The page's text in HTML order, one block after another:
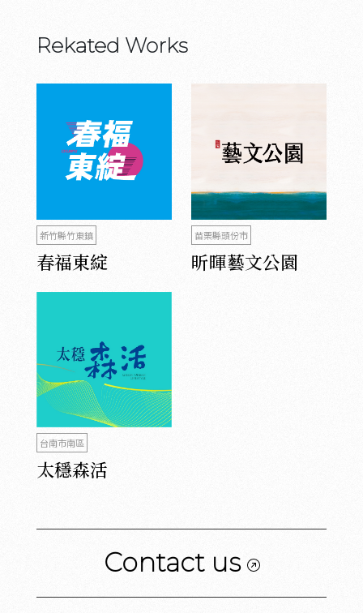
Rekated Works
新竹縣竹東鎮
春福東綻
苗栗縣頭份市
昕暉藝文公園
台南市南區
太穩森活
Contact us